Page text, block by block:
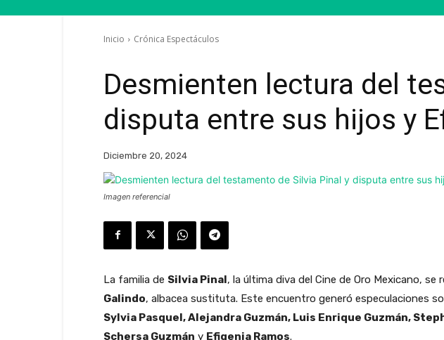
Inicio Crónica Espectáculos
Desmienten lectura del
disputa entre sus hijos y
Diciembre 20, 2024
Imagen referencial
La familia de Silvia Pinal, la última diva del Cine de Oro Mexicano, se
Galindo, albacea sustituta. Este encuentro generó especulaciones
Sylvia Pasquel, Alejandra Guzmán, Luis Enrique Guzmán,
Schersa Guzmán y Efigenia Ramos.